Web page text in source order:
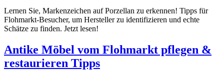
Lernen Sie, Markenzeichen auf Porzellan zu erkennen! Tipps für
Flohmarkt-Besucher, um Hersteller zu identifizieren und echte
Schätze zu finden. Jetzt lesen!
Antike Möbel vom Flohmarkt pflegen &
restaurieren Tipps